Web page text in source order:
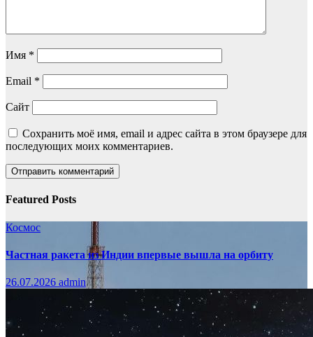
Имя *
Email *
Сайт
Сохранить моё имя, email и адрес сайта в этом браузере для
последующих моих комментариев.
Featured Posts
Космос
Частная ракета из Индии впервые вышла на орбиту
26.07.2026 admin